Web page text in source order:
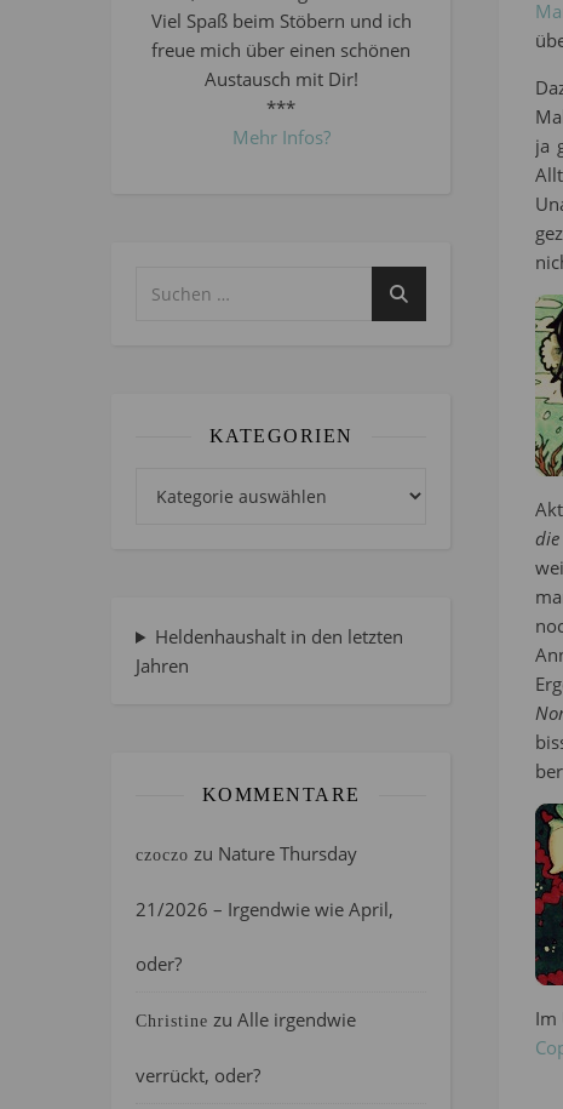
Viel Spaß beim Stöbern und ich
freue mich über einen schönen
Austausch mit Dir!
***
Mehr Infos?
KATEGORIEN
Heldenhaushalt in den letzten
Jahren
KOMMENTARE
czoczo zu Nature Thursday
21/2026 – Irgendwie wie April,
oder?
Christine zu Alle irgendwie
verrückt, oder?
ja
Im